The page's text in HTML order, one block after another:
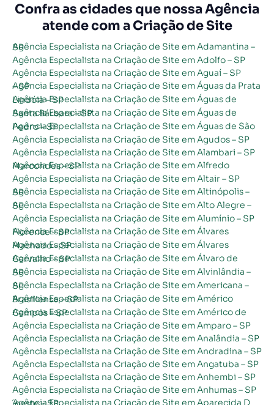
Confra as cidades que nossa Agência
atende com a Criação de Site
Agência Especialista na Criação de Site em Adamantina – SP
Agência Especialista na Criação de Site em Adolfo – SP
Agência Especialista na Criação de Site em Aguaí – SP
Agência Especialista na Criação de Site em Águas da Prata – SP
Agência Especialista na Criação de Site em Águas de Lindóia – SP
Agência Especialista na Criação de Site em Águas de Santa Bárbara – SP
Agência Especialista na Criação de Site em Águas de São Pedro – SP
Agência Especialista na Criação de Site em Agudos – SP
Agência Especialista na Criação de Site em Alambari – SP
Agência Especialista na Criação de Site em Alfredo Marcondes – SP
Agência Especialista na Criação de Site em Altair – SP
Agência Especialista na Criação de Site em Altinópolis – SP
Agência Especialista na Criação de Site em Alto Alegre – SP
Agência Especialista na Criação de Site em Alumínio – SP
Agência Especialista na Criação de Site em Álvares Florence – SP
Agência Especialista na Criação de Site em Álvares Machado – SP
Agência Especialista na Criação de Site em Álvaro de Carvalho – SP
Agência Especialista na Criação de Site em Alvinlândia – SP
Agência Especialista na Criação de Site em Americana – SP
Agência Especialista na Criação de Site em Américo Brasiliense – SP
Agência Especialista na Criação de Site em Américo de Campos – SP
Agência Especialista na Criação de Site em Amparo – SP
Agência Especialista na Criação de Site em Analândia – SP
Agência Especialista na Criação de Site em Andradina – SP
Agência Especialista na Criação de Site em Angatuba – SP
Agência Especialista na Criação de Site em Anhembi – SP
Agência Especialista na Criação de Site em Anhumas – SP